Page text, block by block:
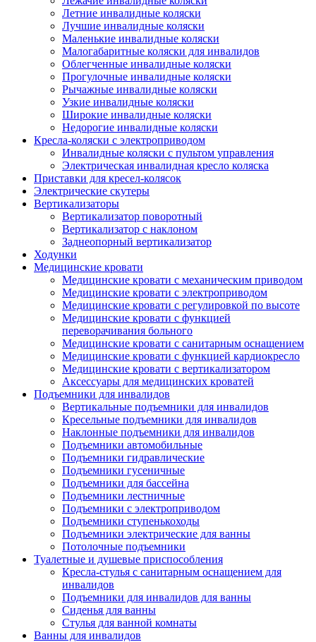
Летние инвалидные коляски
Лучшие инвалидные коляски
Маленькие инвалидные коляски
Малогабаритные коляски для инвалидов
Облегченные инвалидные коляски
Прогулочные инвалидные коляски
Рычажные инвалидные коляски
Узкие инвалидные коляски
Широкие инвалидные коляски
Недорогие инвалидные коляски
Кресла-коляски с электроприводом
Инвалидные коляски с пультом управления
Электрическая инвалидная кресло коляска
Приставки для кресел-колясок
Электрические скутеры
Вертикализаторы
Вертикализатор поворотный
Вертикализатор с наклоном
Заднеопорный вертикализатор
Ходунки
Медицинские кровати
Медицинские кровати с механическим приводом
Медицинские кровати с электроприводом
Медицинские кровати с регулировкой по высоте
Медицинские кровати с функцией
переворачивания больного
Медицинские кровати с санитарным оснащением
Медицинские кровати с функцией кардиокресло
Медицинские кровати с вертикализатором
Аксессуары для медицинских кроватей
Подъемники для инвалидов
Вертикальные подъемники для инвалидов
Кресельные подъемники для инвалидов
Наклонные подъемники для инвалидов
Подъемники автомобильные
Подъемники гидравлические
Подъемники гусеничные
Подъемники для бассейна
Подъемники лестничные
Подъемники с электроприводом
Подъемники ступенькоходы
Подъемники электрические для ванны
Потолочные подъемники
Туалетные и душевые приспособления
Кресла-стулья с санитарным оснащением для
инвалидов
Подъемники для инвалидов для ванны
Сиденья для ванны
Стулья для ванной комнаты
Ванны для инвалидов